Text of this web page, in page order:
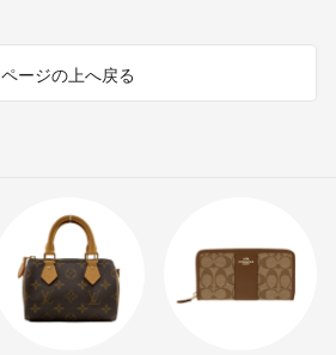
ページの上へ戻る